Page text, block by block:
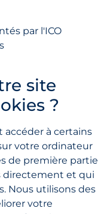
par l'ICO
site
?
accéder à certains
votre ordinateur
de première partie
directement et qui
Nous utilisons des
votre